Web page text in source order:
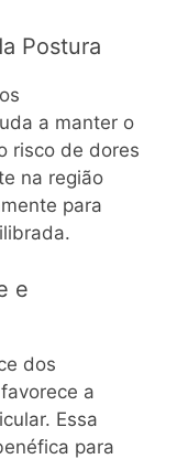
Postura
a manter o
risco de dores
na região
para
e
dos
a
Essa
para